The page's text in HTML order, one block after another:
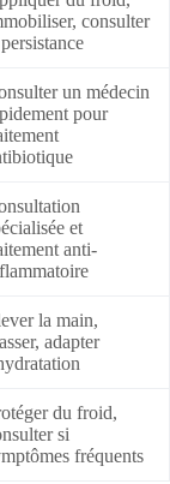
consulter
un médecin
pour
et
anti-
la main,
adapter
du froid,
si
fréquents